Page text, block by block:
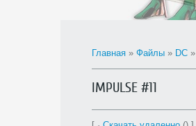
Главная » Файлы » DC »
IMPULSE #11